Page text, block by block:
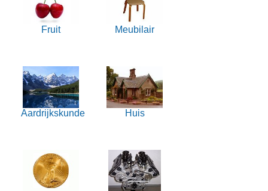
Fruit Meubilair
Aardrijkskunde Huis